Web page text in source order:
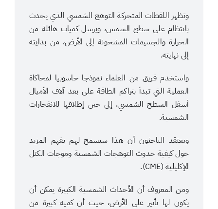
وتظهر اللقطات المتحركة التوهج الشمسي الذي يحدث
بانتظام على سطح الشمس، ويرسل كميات هائلة من
الحرارة والجسيمات المشحونة إلى الأرض، من بدايته
إلى نهايته.
واستخدم فريق من العلماء نموذجا حاسوبيا لمحاكاة
العملية التي تبدأ بتراكم الطاقة على بعد آلاف الأميال
أسفل السطح الشمسي، إلى حين إطلاقها للانفجارات
الشمسية.
ويعتقد الباحثون أن هذا سيسمح لهم بفهم المزيد
حول كيفية حدوث التوهجات الشمسية وموجات الكتل
الإكليلية (CME).
ومن المعروف أن الأحداث الشمسية الكبيرة يمكن أن
يكون لها تأثير على الأرض، حيث أن كمية كبيرة من